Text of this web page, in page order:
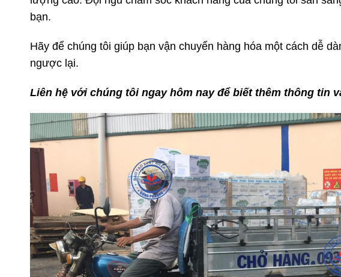
bạn.
Hãy để chúng tôi giúp bạn vận chuyển hàng hóa một cách dễ
ngược lại.
Liên hệ với chúng tôi ngay hôm nay để biết thêm thông tin